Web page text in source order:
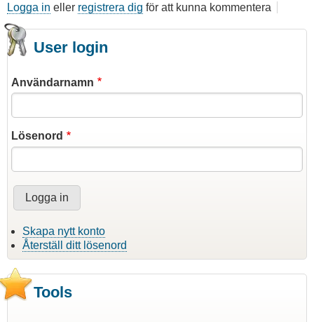
Logga in eller registrera dig för att kunna kommentera
User login
Användarnamn
Lösenord
Skapa nytt konto
Återställ ditt lösenord
Tools